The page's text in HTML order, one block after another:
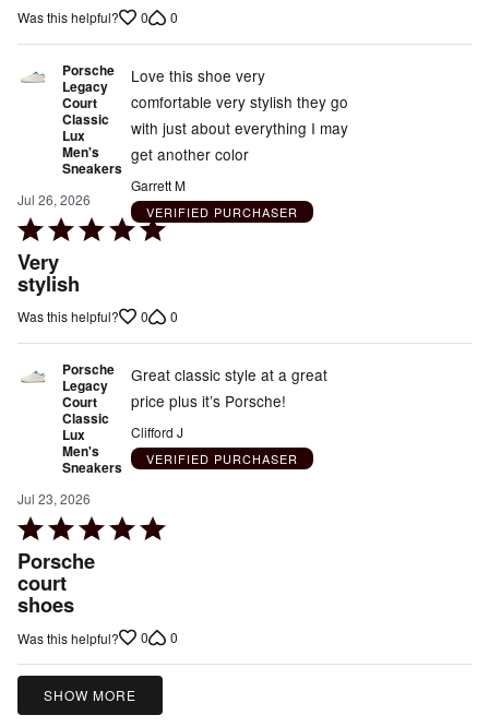
Was this helpful? 0 0
Porsche
Legacy
Court
Classic
Lux
Men's
Sneakers
Jul 26, 2026
Rated
5
out
of
Very
stylish
Love this shoe very
comfortable very stylish they go
with just about everything I may
get another color
Garrett M
VERIFIED PURCHASER
Was this helpful? 0 0
Porsche
Legacy
Court
Classic
Lux
Men's
Sneakers
Jul 23, 2026
Rated
5
out
of
5
Porsche
court
shoes
Great classic style at a great
price plus it’s Porsche!
Clifford J
VERIFIED PURCHASER
Was this helpful? 0 0
SHOW MORE